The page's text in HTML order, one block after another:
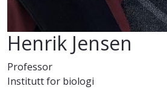
Henrik Jensen
Professor
Institutt for biologi